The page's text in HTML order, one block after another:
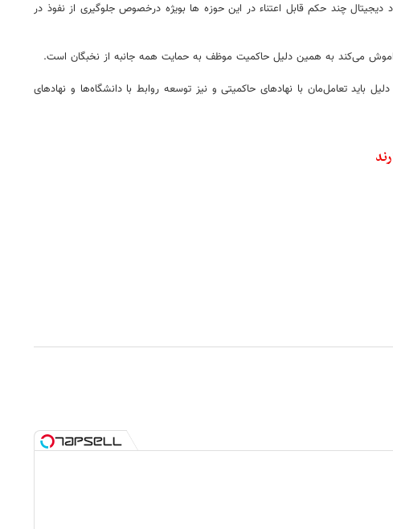
چند حکم قابل اعتناء در این حوزه ها بویژه درخصوص جلوگیری از نفوذ در
می‌کند به همین دلیل حاکمیت موظف به حمایت همه جانبه از نخبگان است.
تعامل‌مان با نهادهای حاکمیتی و نیز توسعه روابط با دانشگاه‌ها و نهادهای